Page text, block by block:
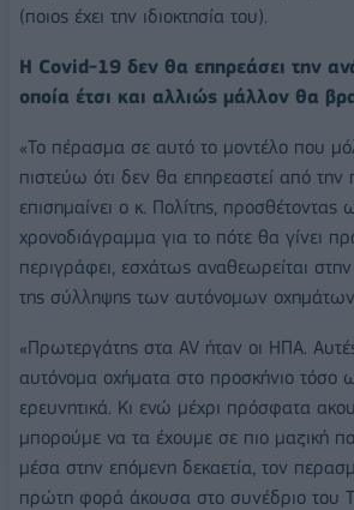
(ποιος έχει την ιδιοκτησία του).
Η Covid-19 δεν θα επηρεάσει την
οποία έτσι και αλλιώς μάλλον θα
«Το πέρασμα σε αυτό το μοντέλο που
πιστεύω ότι δεν θα επηρεαστεί από την
επισημαίνει ο κ. Πολίτης, προσθέτοντας
χρονοδιάγραμμα για το πότε θα γίνει
περιγράφει, εσχάτως αναθεωρείται στην
της σύλληψης των αυτόνομων
«Πρωτεργάτης στα AV ήταν οι ΗΠΑ.
αυτόνομα οχήματα στο προσκήνιο τόσο
ερευνητικά. Κι ενώ μέχρι πρόσφατα
μπορούμε να τα έχουμε σε πιο μαζική
μέσα στην επόμενη δεκαετία, τον
πρώτη φορά άκουσα στο συνέδριο του